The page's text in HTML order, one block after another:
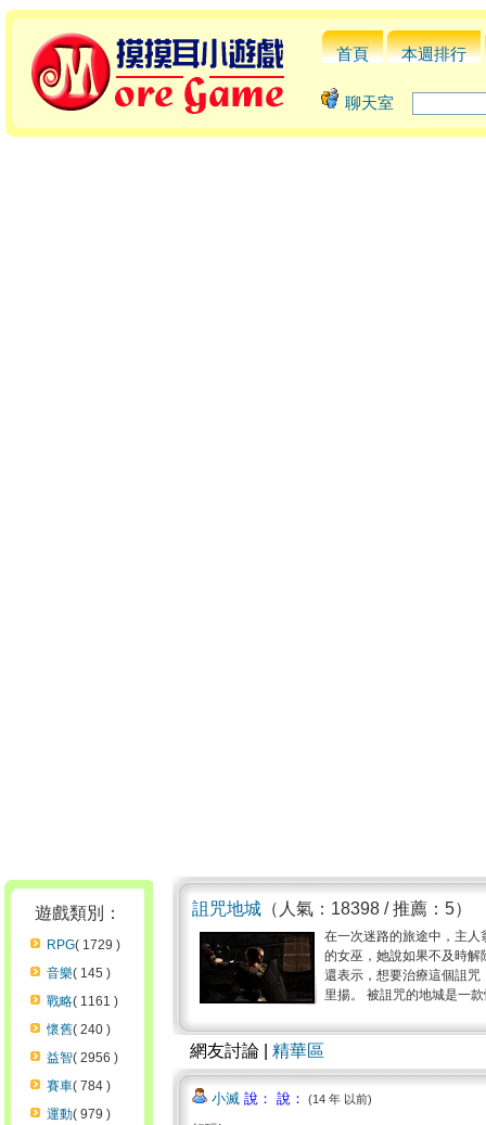
首頁 本週排行
聊天室
遊戲類別：
RPG( 1729 )
音樂( 145 )
戰略( 1161 )
懷舊( 240 )
益智( 2956 )
賽車( 784 )
運動( 979 )
詛咒地城 （人氣：18398 / 推薦：5）
在一次迷路的旅途中，主
的女巫，她說如果不及時
還表示，想要治療這個詛
里揚。 被詛咒的地城是一
網友討論 | 精華區
小滅 說： 說： (14 年 以前)